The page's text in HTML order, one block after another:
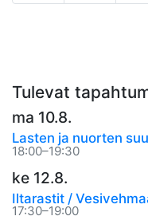
Tulevat
ma 10.8.
Lasten ja nuorten
18:00–19:30
ke 12.8.
Iltarastit /
17:30–19:00